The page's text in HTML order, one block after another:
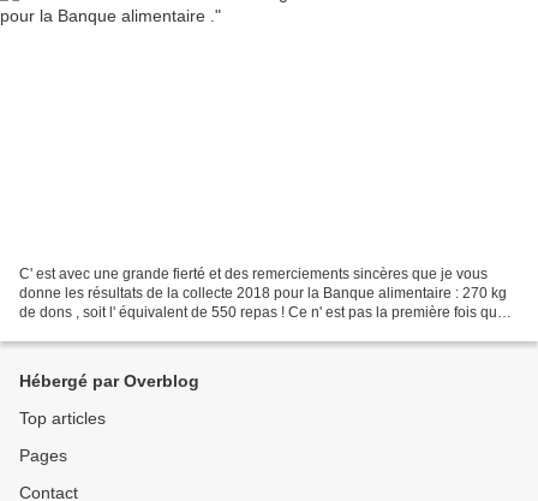
C' est avec une grande fierté et des remerciements sincères que je vous
donne les résultats de la collecte 2018 pour la Banque alimentaire : 270 kg
de dons , soit l' équivalent de 550 repas ! Ce n' est pas la première fois que l'
Hébergé par Overblog
Top articles
Pages
Contact